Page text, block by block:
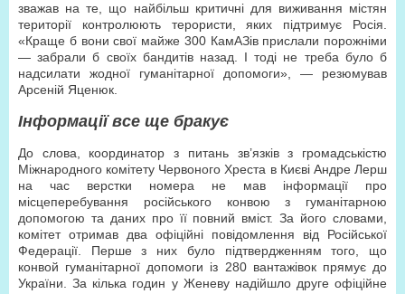
зважав на те, що найбільш критичні для виживання містян
території контролюють терористи, яких підтримує Росія.
«Краще б вони свої майже 300 КамАЗів прислали порожніми
— забрали б своїх бандитів назад. І тоді не треба було б
надсилати жодної гуманітарної допомоги», — резюмував
Арсеній Яценюк.
Інформації все ще бракує
До слова, координатор з питань зв’язків з громадськістю
Міжнародного комітету Червоного Хреста в Києві Андре Лерш
на час верстки номера не мав інформації про
місцеперебування російського конвою з гуманітарною
допомогою та даних про її повний вміст. За його словами,
комітет отримав два офіційні повідомлення від Російської
Федерації. Перше з них було підтвердженням того, що
конвой гуманітарної допомоги із 280 вантажівок прямує до
України. За кілька годин у Женеву надійшло друге офіційне